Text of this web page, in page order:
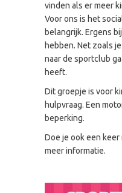
vinden als er meer
Voor ons is het
belangrijk. Ergens
hebben. Net zoals
naar de sportclub
heeft.
Dit groepje is voor
hulpvraag. Een
beperking.
Doe je ook een
meer informatie.